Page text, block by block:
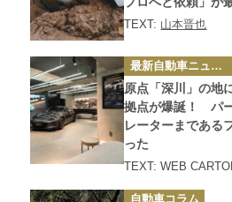
TEXT: 山本晋也
カ
テ
ゴ
リ
ー
最新自動車ニュース
原点「深川」の地
拠点が爆誕！ パ
レーターまである
った
TEXT: WEB
カ
自動車コラム